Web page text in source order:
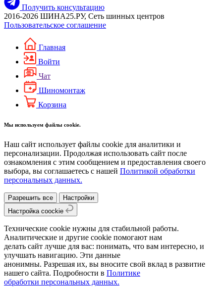
Получить консультацию
2016-2026 ШИНА25.РУ, Сеть шинных центров
Пользовательское соглашение
Главная
Войти
Чат
Шиномонтаж
Корзина
Мы используем файлы cookie.
Наш сайт использует файлы cookie для аналитики и
персонализации. Продолжая использовать сайт после
ознакомления с этим сообщением и предоставления своего
выбора, вы соглашаетесь с нашей Политикой обработки
персональных данных.
Разрешить все
Настройки
Настройка coockie
Технические cookie нужны для стабильной работы.
Аналитические и другие cookie помогают нам
делать сайт лучше для вас: понимать, что вам интересно, и
улучшать навигацию. Эти данные
анонимны. Разрешая их, вы вносите свой вклад в развитие
нашего сайта. Подробности в Политике
обработки персональных данных.